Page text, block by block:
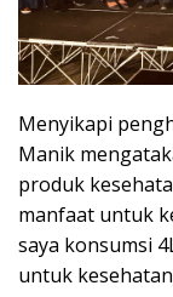
Menyikapi
Manik
produk
manfaat untuk
saya konsumsi
untuk